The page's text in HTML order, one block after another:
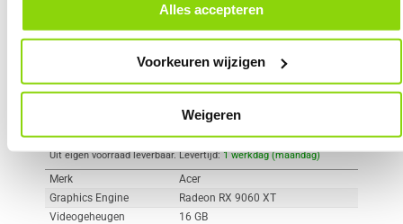
door in de footer van onze website te klikken op ‘Cookievoorkeuren’
Alles accepteren
Voorkeuren wijzigen
Weigeren
16GB White Edition Videokaart
2
Meest getoonde prijs
429,-
Uit eigen voorraad leverbaar. Levertijd:1 werkdag (maandag)
Merk
Acer
Graphics Engine
Radeon RX 9060 XT
Videogeheugen
16 GB